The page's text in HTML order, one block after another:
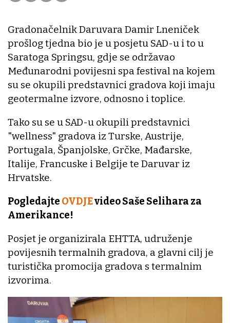
Gradonačelnik Daruvara Damir Lneniček
prošlog tjedna bio je u posjetu SAD-u i to u
Saratoga Springsu, gdje se održavao
Međunarodni povijesni spa festival na kojem
su se okupili predstavnici gradova koji imaju
geotermalne izvore, odnosno i toplice.
Tako su se u SAD-u okupili predstavnici
"wellness" gradova iz Turske, Austrije,
Portugala, Španjolske, Grčke, Mađarske,
Italije, Francuske i Belgije te Daruvar iz
Hrvatske.
Pogledajte OVDJEvideo Saše Selihara za
Amerikance!
Posjet je organizirala EHTTA, udruženje
povijesnih termalnih gradova, a glavni cilj je
turistička promocija gradova s termalnim
izvorima.